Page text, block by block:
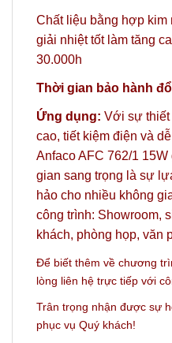
Chất liệu bằng hợp kim
giải nhiệt tốt làm tăng
30.000h
Thời gian bảo hành
Ứng dụng: Với sự thiết
cao, tiết kiệm điện và
Anfaco AFC 762/1
gian sang trọng là sự
hảo cho nhiều không
công trình: Showroom,
khách, phòng họp, văn
Để biết thêm về chương
lòng liên hệ trực tiếp với
Trân trọng nhận được sự
phục vụ Quý khách!